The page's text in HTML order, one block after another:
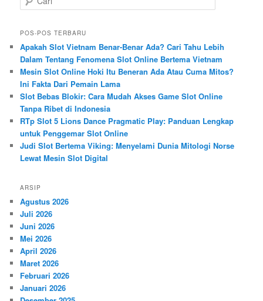
a
iPOS-POS TERBARU
Apakah Slot Vietnam Benar-Benar Ada? Cari Tahu Lebih
Dalam Tentang Fenomena Slot Online Bertema Vietnam
Mesin Slot Online Hoki Itu Beneran Ada Atau Cuma Mitos?
Ini Fakta Dari Pemain Lama
Slot Bebas Blokir: Cara Mudah Akses Game Slot Online
Tanpa Ribet di Indonesia
RTp Slot 5 Lions Dance Pragmatic Play: Panduan Lengkap
untuk Penggemar Slot Online
Judi Slot Bertema Viking: Menyelami Dunia Mitologi Norse
Lewat Mesin Slot Digital
ARSIP
Agustus 2026
Juli 2026
Juni 2026
Mei 2026
April 2026
Maret 2026
Februari 2026
Januari 2026